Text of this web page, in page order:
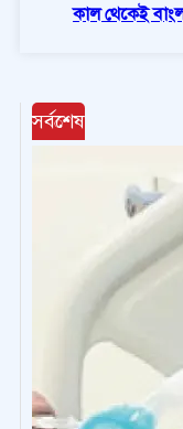
কাল থেকেই
সর্বশেষ